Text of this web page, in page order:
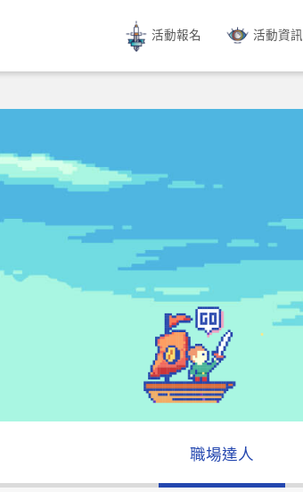
活動報名 活動資訊
職場達人